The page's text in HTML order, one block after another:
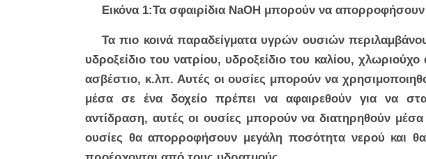
Εικόνα 1:Τα σφαιρίδια NaOH μπορούν να
Τα πιο κοινά παραδείγματα υγρών ουσιών
υδροξείδιο του νατρίου, υδροξείδιο του καλίου,
ασβέστιο, κ.λπ. Αυτές οι ουσίες μπορούν να
μέσα σε ένα δοχείο πρέπει να αφαιρεθούν για να
αντίδραση, αυτές οι ουσίες μπορούν να διατηρηθούν
ουσίες θα απορροφήσουν μεγάλη ποσότητα νερού και